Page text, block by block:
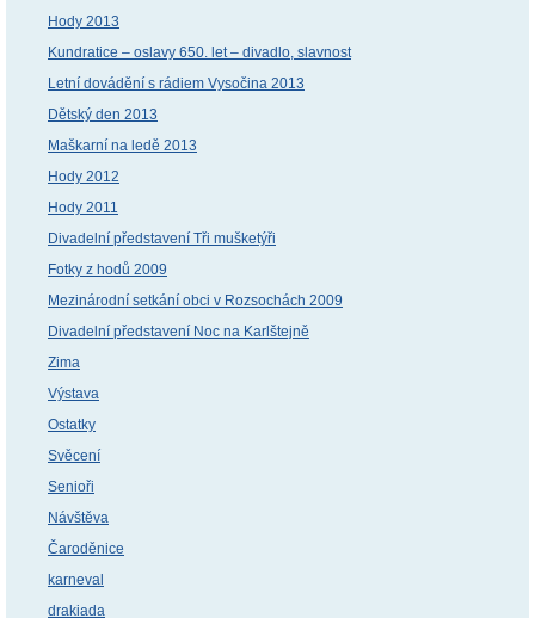
Hody 2013
Kundratice – oslavy 650. let – divadlo, slavnost
Letní dovádění s rádiem Vysočina 2013
Dětský den 2013
Maškarní na ledě 2013
Hody 2012
Hody 2011
Divadelní představení Tři mušketýři
Fotky z hodů 2009
Mezinárodní setkání obci v Rozsochách 2009
Divadelní představení Noc na Karlštejně
Zima
Výstava
Ostatky
Svěcení
Senioři
Návštěva
Čaroděnice
karneval
drakiada